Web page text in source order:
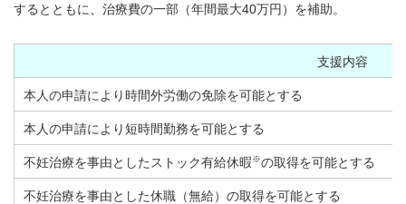
するとともに、治療費の一部（年間最大40万円）を補助。
支援内容
本人の申請により時間外労働の免除を可能とする
本人の申請により短時間勤務を可能とする
不妊治療を事由としたストック有給休暇※の取得を可能とする
不妊治療を事由とした休職（無給）の取得を可能とする